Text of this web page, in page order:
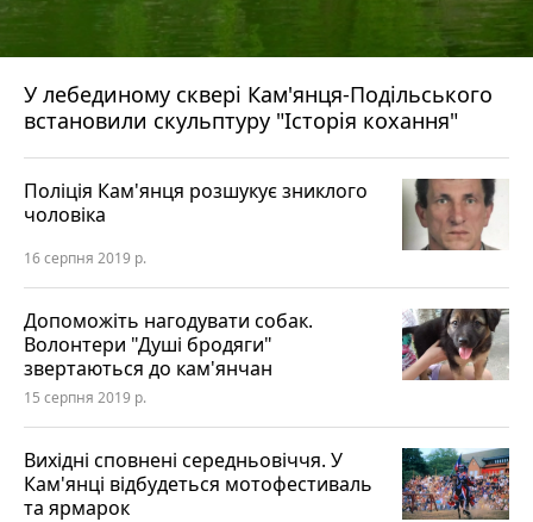
У лебединому сквері Кам'янця-Подільського
встановили скульптуру "Історія кохання"
Поліція Кам'янця розшукує зниклого
чоловіка
16 серпня 2019 р.
Допоможіть нагодувати собак.
Волонтери "Душі бродяги"
звертаються до кам'янчан
15 серпня 2019 р.
Вихідні сповнені середньовіччя. У
Кам'янці відбудеться мотофестиваль
та ярмарок